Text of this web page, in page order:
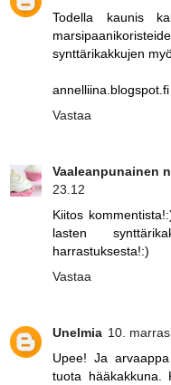
Todella kaunis
synttärikakkujen
annelliina.blogspot.fi
Vastaa
Vaaleanpunainen
23.12
Kiitos
lasten
harrastuksesta!:)
Vastaa
Unelmia 10.
Upee! Ja
tuota hääkakkuna.